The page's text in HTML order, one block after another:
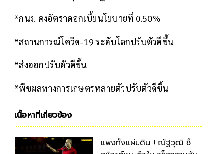
*กนง. คงอัตราดอกเบี้ยนโยบายที่ 0.50%
*สถานการณ์โควิด-19 ระดับโลกปรับตัวดีขึ้น
*ส่งออกปรับตัวดีขึ้น
*พืชผลทางการเกษตรหลายตัวปรับตัวดีขึ้น
เนื้อหาที่เกี่ยวข้อง
แพงทั้งแผ่นดิน ! ณัฐวุฒิ ชี้